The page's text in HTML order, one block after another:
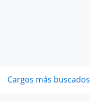
Cargos más buscados